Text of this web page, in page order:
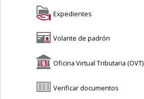
Expedientes
Volante de padrón
Oficina Virtual Tributaria (OVT)
Verificar documentos